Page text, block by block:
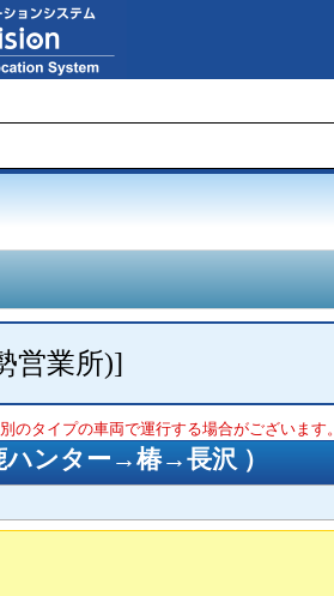
営業所)]
タイプの車両で運行する場合がございます。
ハンター→椿→長沢 ）